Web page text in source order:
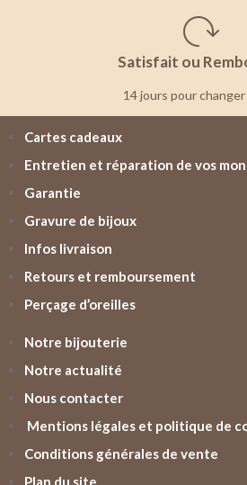
Satisfait ou
14 jours pour changer
Cartes cadeaux
Entretien et réparation de vos
Garantie
Gravure de bijoux
Infos livraison
Retours et remboursement
Perçage d’oreilles
Notre bijouterie
Notre actualité
Nous contacter
Mentions légales et politique de
Conditions générales de vente
Plan du site